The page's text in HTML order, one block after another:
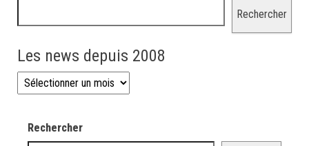
Rechercher
Les news depuis 2008
Les news depuis 2008
Rechercher